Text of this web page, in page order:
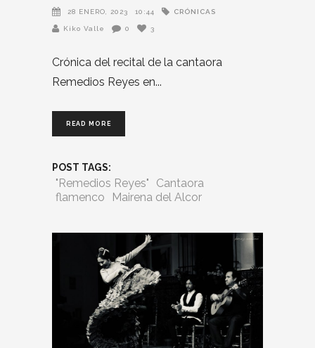
28 ENERO, 2023 10:44 CRÓNICAS
Kiko Valle 0 3
Crónica del recital de la cantaora
Remedios Reyes en
READ MORE
POST TAGS:
"Remedios Reyes"
Cantaora
flamenco
Mairena del Alcor